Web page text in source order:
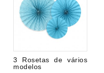
3 Rosetas de vários
modelos